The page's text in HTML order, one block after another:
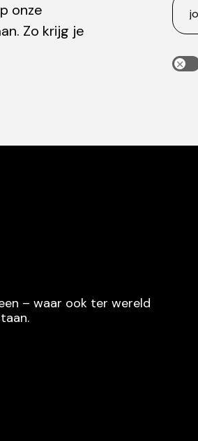
onze
Zo krijg je
– waar ook ter wereld